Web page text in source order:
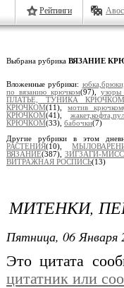
Рейтинги
Выбрана рубрика ВЯЗАНИЕ
Вложенные рубрики:
по вязанию крючком(97), узоры
ПЛАТЬЕ, ТУНИКА
КРЮЧКОМ(11),мотив крючком
КРЮЧКОМ(41),
КРЮЧКОМ(33), бабочки(7)
Другие рубрики в этом
РАСТЕНИЯ(10),
ВЯЗАНИЕ(387), ЗИГЗАГИ-
ВИТРАЖНАЯ РОСПИСЬ(13)
МИТЕНКИ,
Пятница, 06 Января
Это цитата
цитатник или